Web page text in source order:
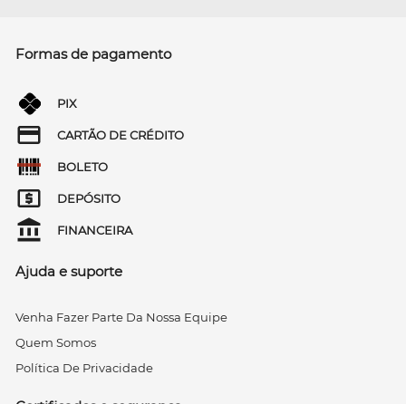
Formas de pagamento
PIX
CARTÃO DE CRÉDITO
BOLETO
DEPÓSITO
FINANCEIRA
Ajuda e suporte
Venha Fazer Parte Da Nossa Equipe
Quem Somos
Política De Privacidade